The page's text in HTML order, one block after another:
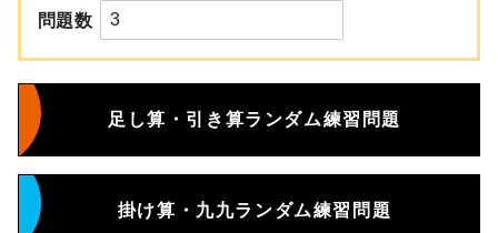
問題数
足し算・引き算ランダム練習問題
掛け算・九九ランダム練習問題